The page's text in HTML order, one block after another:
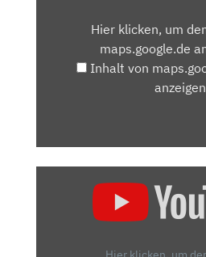
MAPS.GOOGLE.DE
Hier klicken, um
maps.google.de
Inhalt von
anzeigen